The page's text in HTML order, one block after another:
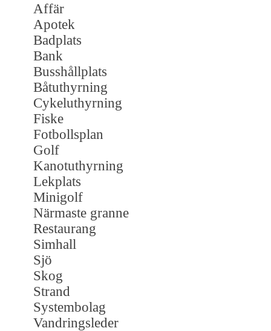
Affär
Apotek
Badplats
Bank
Busshållplats
Båtuthyrning
Cykeluthyrning
Fiske
Fotbollsplan
Golf
Kanotuthyrning
Lekplats
Minigolf
Närmaste granne
Restaurang
Simhall
Sjö
Skog
Strand
Systembolag
Vandringsleder